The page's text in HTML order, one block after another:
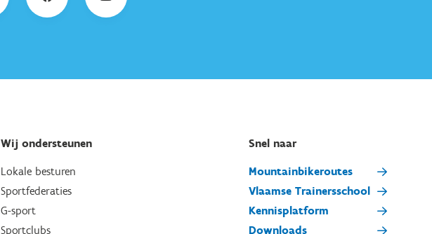
Wij ondersteunen
Lokale besturen
Sportfederaties
G-sport
Sportclubs
Snel naar
Mountainbikeroutes
Vlaamse Trainersschool
Kennisplatform
Downloads